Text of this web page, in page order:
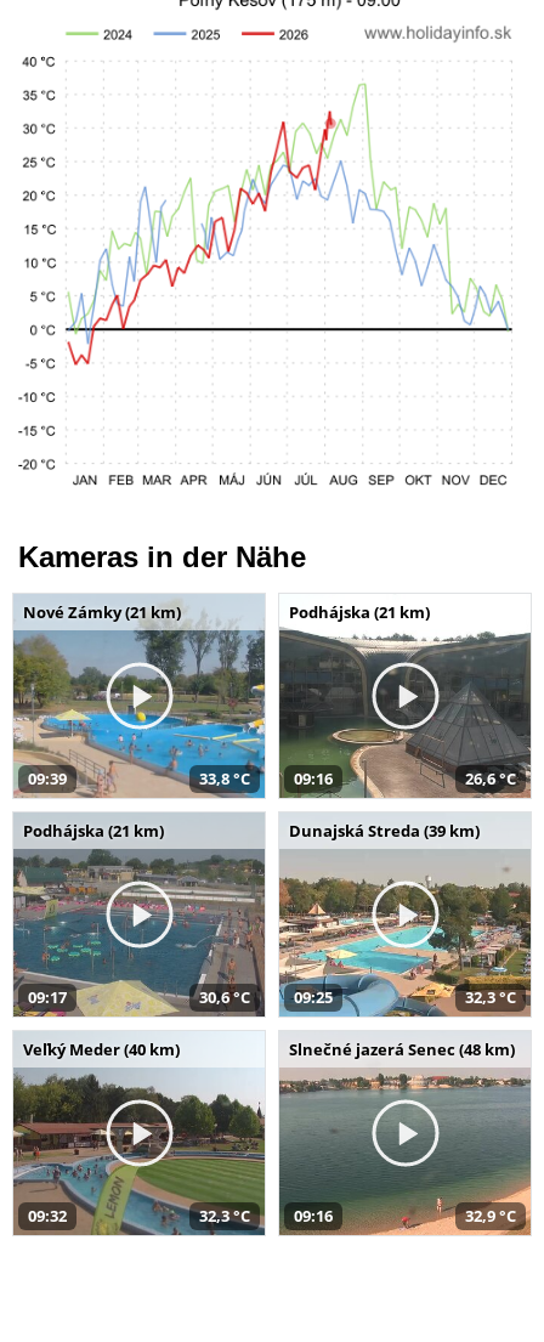
Kameras in der Nähe
Nové Zámky (21 km)
09:39 33,8 °C
Podhájska (21 km)
09:16 26,6 °C
Podhájska (21 km)
09:17 30,6 °C
Dunajská Streda (39 km)
09:25 32,3 °C
Veľký Meder (40 km)
09:32 32,3 °C
Slnečné jazerá Senec (48 km)
09:16 32,9 °C